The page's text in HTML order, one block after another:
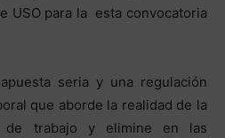
USO para la esta convocatoria
seria y una regulación
que aborde la realidad de la
de trabajo y elimine en las